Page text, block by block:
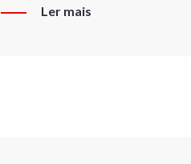
Ler mais